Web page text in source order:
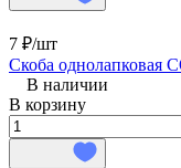
7 ₽/шт
Скоба однолапковая
В наличии
В корзину